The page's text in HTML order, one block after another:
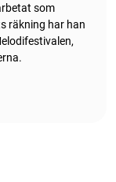
som
räkning har han